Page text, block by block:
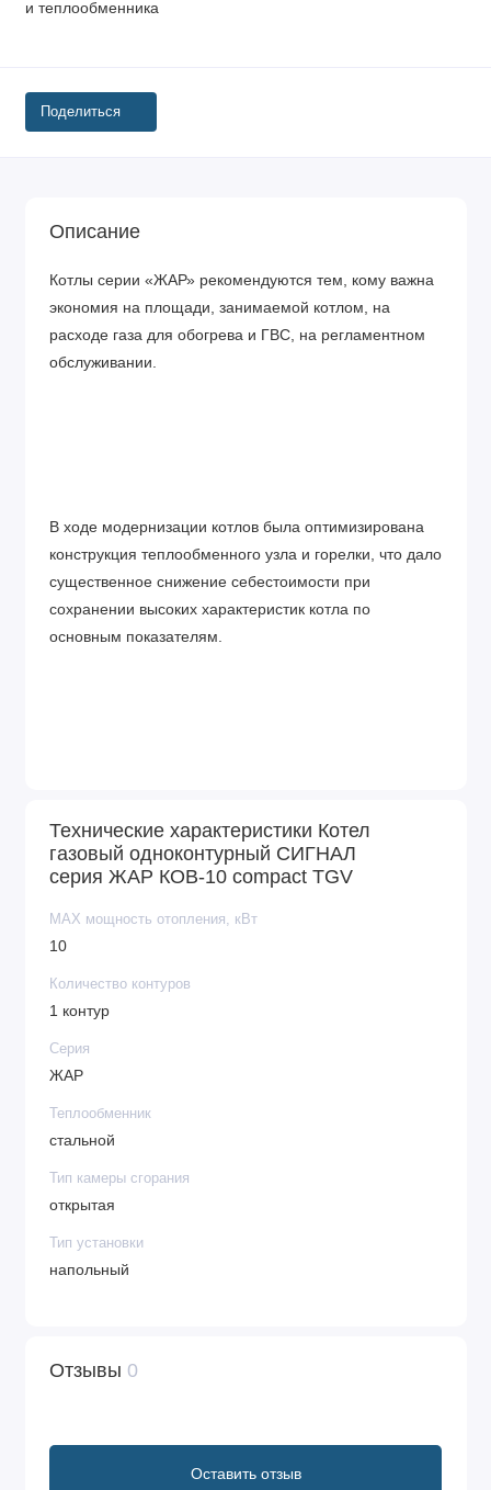
и теплообменника
Поделиться
Описание
Котлы серии «ЖАР» рекомендуются тем, кому важна
экономия на площади, занимаемой котлом, на
расходе газа для обогрева и ГВС, на регламентном
обслуживании.
В ходе модернизации котлов была оптимизирована
конструкция теплообменного узла и горелки, что дало
существенное снижение себестоимости при
сохранении высоких характеристик котла по
основным показателям.
высокой эффективности за счет скорости разогрева и
скорости потока теплоносителя;
упростить обслуживание котла
Технические характеристики Котел
газовый одноконтурный СИГНАЛ
серия ЖАР КОВ-10 compact TGV
MAX мощность отопления, кВт
10
Количество контуров
1 контур
Серия
ЖАР
Теплообменник
стальной
Тип камеры сгорания
открытая
Тип установки
напольный
Отзывы 0
Оставить отзыв